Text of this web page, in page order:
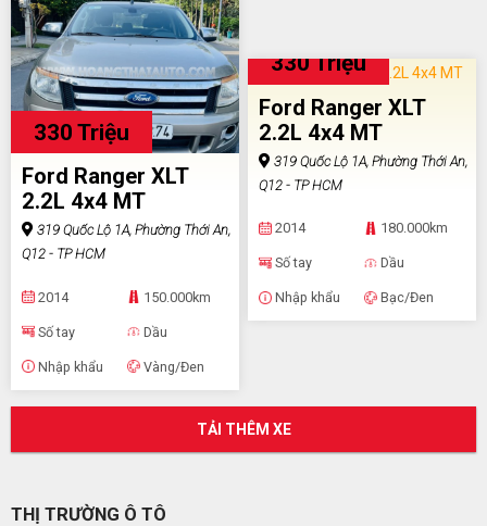
330 Triệu
Ford Ranger XLT
2.2L 4x4 MT
319 Quốc Lộ 1A, Phường Thới An,
Q12 - TP HCM
2014 150.000km
Số tay Dầu
Nhập khẩu Vàng/Đen
330 Triệu
Ford Ranger XLT
2.2L 4x4 MT
319 Quốc Lộ 1A, Phường Thới An,
Q12 - TP HCM
2014 180.000km
Số tay Dầu
Nhập khẩu Bạc/Đen
TẢI THÊM XE
THỊ TRƯỜNG Ô TÔ